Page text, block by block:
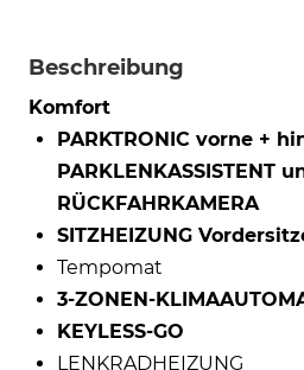
Beschreibung
Komfort
PARKTRONIC vorne +
PARKLENKASSISTENT
RÜCKFAHRKAMERA
SITZHEIZUNG
Tempomat
3-ZONEN-
KEYLESS-GO
LENKRADHEIZUNG